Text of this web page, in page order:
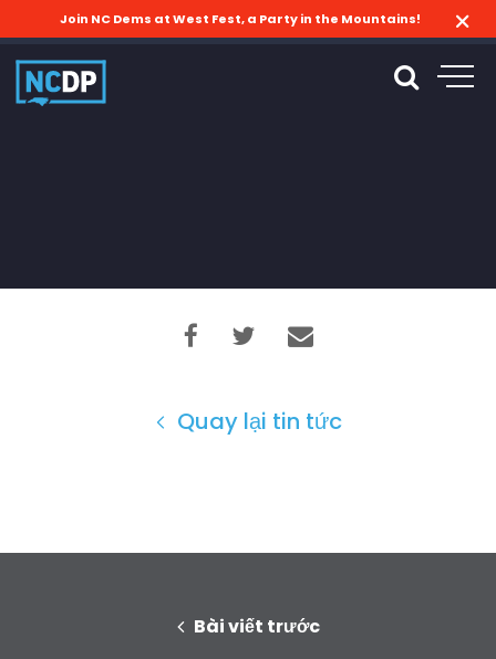
Join NC Dems at West Fest, a Party in the Mountains!
Quay lại tin tức
Bài viết trước